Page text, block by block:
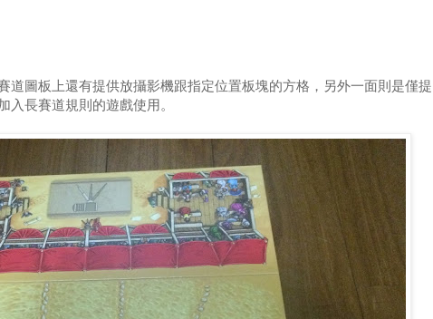
道圖板上還有提供放攝影機跟指定位置板塊的方格，另外一面則是僅提
入長賽道規則的遊戲使用。